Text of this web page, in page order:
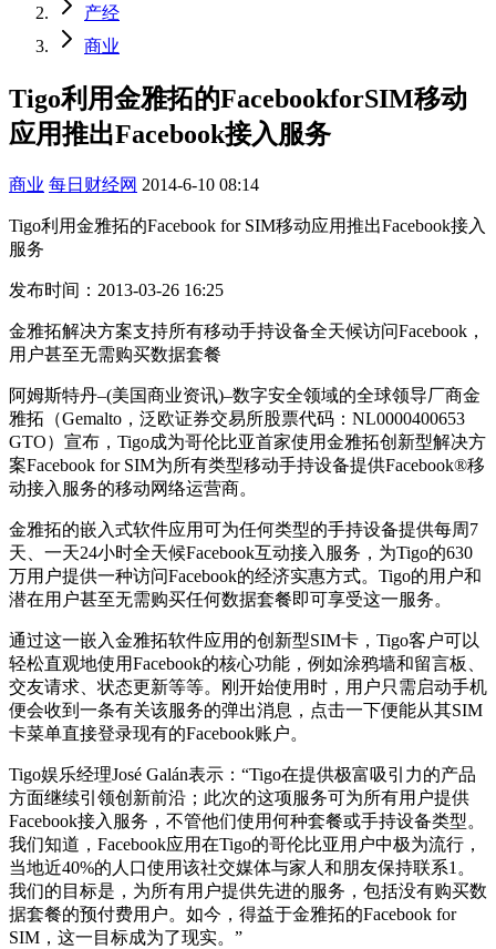
产经
商业
Tigo利用金雅拓的FacebookforSIM移动
应用推出Facebook接入服务
商业 每日财经网 2014-6-10 08:14
Tigo利用金雅拓的Facebook for SIM移动应用推出Facebook接入
服务
发布时间：2013-03-26 16:25
金雅拓解决方案支持所有移动手持设备全天候访问Facebook，
用户甚至无需购买数据套餐
阿姆斯特丹–(美国商业资讯)–数字安全领域的全球领导厂商金
雅拓（Gemalto，泛欧证券交易所股票代码：NL0000400653
GTO）宣布，Tigo成为哥伦比亚首家使用金雅拓创新型解决方
案Facebook for SIM为所有类型移动手持设备提供Facebook®移
动接入服务的移动网络运营商。
金雅拓的嵌入式软件应用可为任何类型的手持设备提供每周7
天、一天24小时全天候Facebook互动接入服务，为Tigo的630
万用户提供一种访问Facebook的经济实惠方式。Tigo的用户和
潜在用户甚至无需购买任何数据套餐即可享受这一服务。
通过这一嵌入金雅拓软件应用的创新型SIM卡，Tigo客户可以
轻松直观地使用Facebook的核心功能，例如涂鸦墙和留言板、
交友请求、状态更新等等。刚开始使用时，用户只需启动手机
便会收到一条有关该服务的弹出消息，点击一下便能从其SIM
卡菜单直接登录现有的Facebook账户。
Tigo娱乐经理José Galán表示：“Tigo在提供极富吸引力的产品
方面继续引领创新前沿；此次的这项服务可为所有用户提供
Facebook接入服务，不管他们使用何种套餐或手持设备类型。
我们知道，Facebook应用在Tigo的哥伦比亚用户中极为流行，
当地近40%的人口使用该社交媒体与家人和朋友保持联系1。
我们的目标是，为所有用户提供先进的服务，包括没有购买数
据套餐的预付费用户。如今，得益于金雅拓的Facebook for
SIM，这一目标成为了现实。”